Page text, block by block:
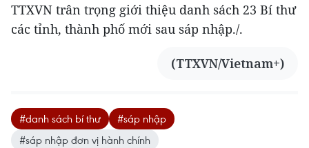
TTXVN trân trọng giới thiệu danh sách 23 Bí thư
các tỉnh, thành phố mới sau sáp nhập./.
(TTXVN/Vietnam+)
#danh sách bí thư
#sáp nhập
#sáp nhập đơn vị hành chính